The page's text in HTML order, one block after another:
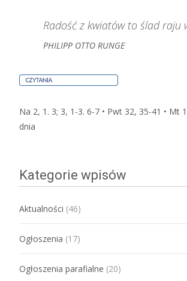
Radość z kwiatów to ślad raju
PHILIPP OTTO RUNGE
Na 2, 1. 3; 3, 1-3. 6-7 • Pwt 32, 35-41 • Mt
dnia
Kategorie wpisów
Aktualności (46)
Ogłoszenia (17)
Ogłoszenia parafialne (20)